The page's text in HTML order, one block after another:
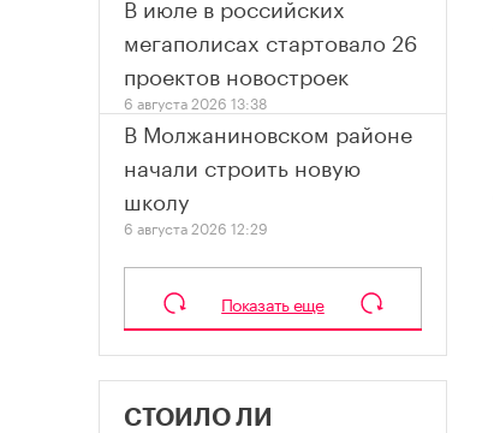
мегаполисах стартовало 26
проектов новостроек
6 августа 2026 13:38
В Молжаниновском районе
начали строить новую
школу
6 августа 2026 12:29
Показать еще
СТОИЛО ЛИ